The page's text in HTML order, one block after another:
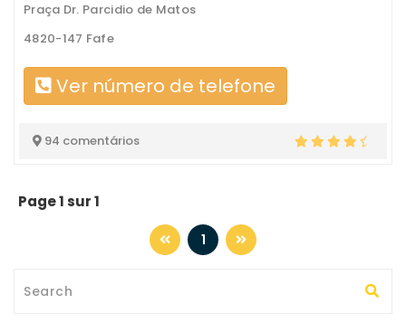
Praça Dr. Parcidio de Matos
4820-147 Fafe
Ver número de telefone
94 comentários
Page 1 sur 1
1